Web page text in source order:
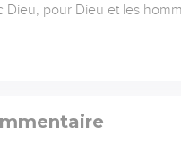
Dieu, pour Dieu et les